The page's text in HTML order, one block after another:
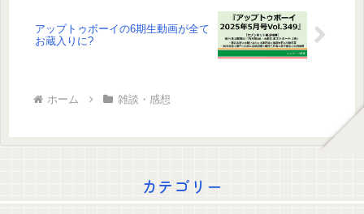
アップトゥボーイの6期生動画が全て
お蔵入りに?
ホーム 雑談・感想
カテゴリー